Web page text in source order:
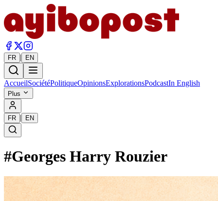
FR | EN
AccueilSociétéPolitiqueOpinionsExplorationsPodcastIn English
Plus
FR | EN
#Georges Harry Rouzier